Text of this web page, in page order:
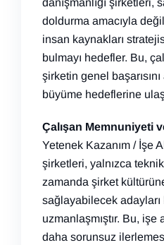
danışmanlığı şirketleri,
doldurma amacıyla
insan kaynakları
bulmayı hedefler. Bu,
şirketin genel başarısını
büyüme hedeflerine
Çalışan Memnuniyeti
Yetenek Kazanım / İşe
şirketleri, yalnızca
zamanda şirket
sağlayabilecek
uzmanlaşmıştır. Bu, işe
daha sorunsuz